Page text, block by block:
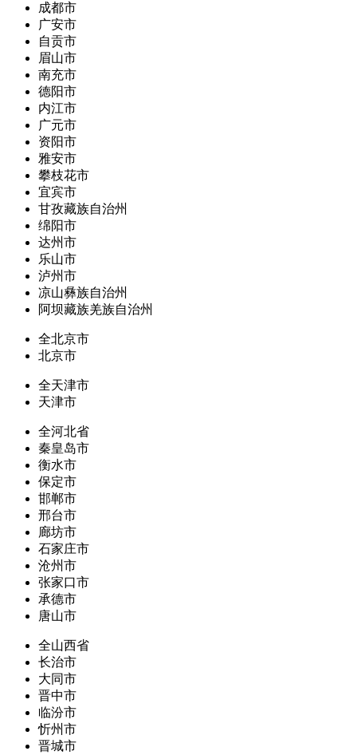
成都市
广安市
自贡市
眉山市
南充市
德阳市
内江市
广元市
资阳市
雅安市
攀枝花市
宜宾市
甘孜藏族自治州
绵阳市
达州市
乐山市
泸州市
凉山彝族自治州
阿坝藏族羌族自治州
全北京市
北京市
全天津市
天津市
全河北省
秦皇岛市
衡水市
保定市
邯郸市
邢台市
廊坊市
石家庄市
沧州市
张家口市
承德市
唐山市
全山西省
长治市
大同市
晋中市
临汾市
忻州市
晋城市